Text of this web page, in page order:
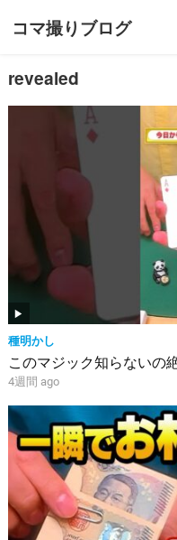
コマ撮りブログ
revealed
種明かし
このマジック知らないの
4週間 ago